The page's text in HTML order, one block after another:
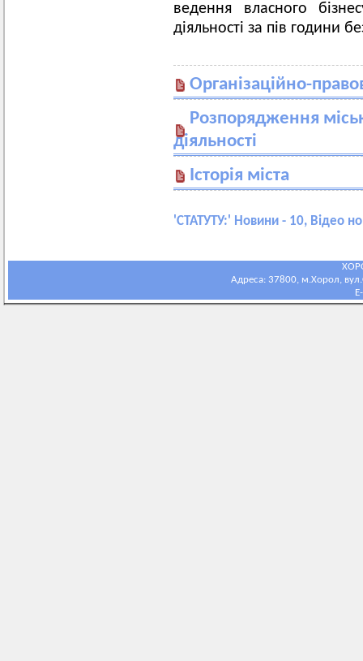
ведення власного
діяльності за пів години
Організаційно-
Розпорядження
діяльності
Історія міста
'СТАТУТУ:' Новини - 10, Відео
Адреса: 37800, м.Хорол,